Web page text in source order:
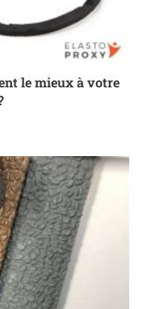
le mieux à votre